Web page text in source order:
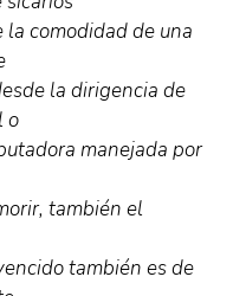
comodidad de una
la dirigencia de
o
manejada por
también el
también es de